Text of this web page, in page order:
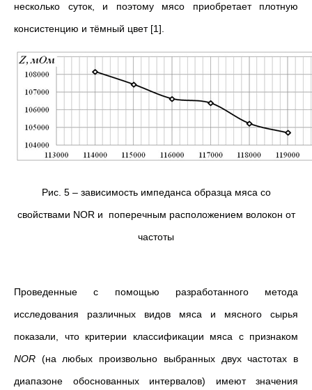
несколько суток, и поэтому мясо приобретает плотную
консистенцию и тёмный цвет [1].
Рис. 5 – зависимость импеданса образца мяса со
свойствами NOR и поперечным расположением волокон от
частоты
Проведенные с помощью разработанного метода
исследования различных видов мяса и мясного сырья
показали, что критерии классификации мяса с признаком
NOR (на любых произвольно выбранных двух частотах в
диапазоне обоснованных интервалов) имеют значения